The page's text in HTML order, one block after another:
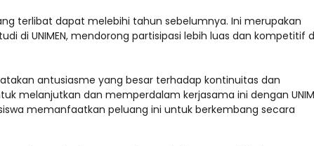
terlibat dapat melebihi tahun sebelumnya. Ini merupakan
di UNIMEN, mendorong partisipasi lebih luas dan kompetitif
antusiasme yang besar terhadap kontinuitas dan
melanjutkan dan memperdalam kerjasama ini dengan
memanfaatkan peluang ini untuk berkembang secara